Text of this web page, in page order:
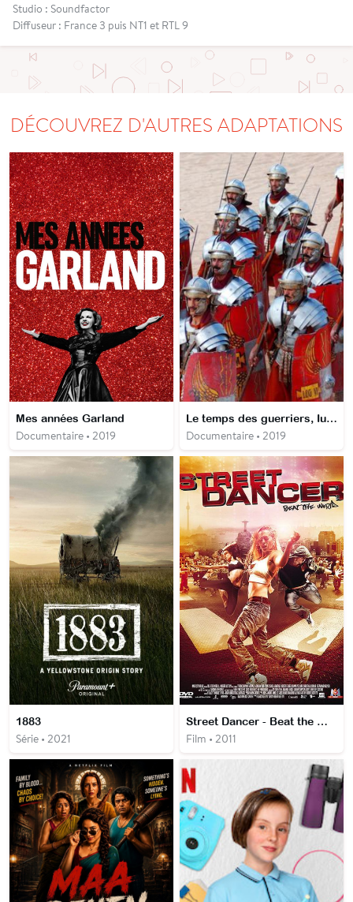
Studio : Soundfactor
Diffuseur : France 3 puis NT1 et RTL 9
DÉCOUVREZ D'AUTRES ADAPTATIONS
Mes années Garland
Documentaire • 2019
Le temps des guerriers, Iulius Ubius, légionnaire romain
Documentaire • 2019
1883
Série • 2021
Street Dancer - Beat the World
Film • 2011